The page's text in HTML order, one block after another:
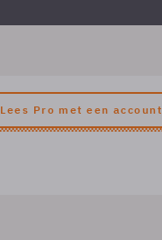
Lees Pro met een account